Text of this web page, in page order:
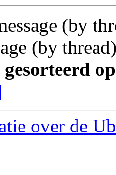
(by
(by
over de